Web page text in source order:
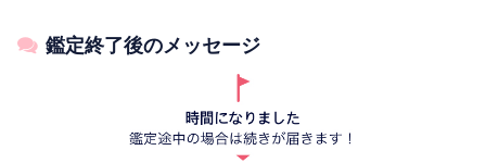
鑑定終了後のメッセージ